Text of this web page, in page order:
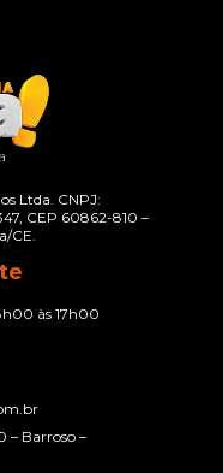
Ltda. CNPJ:
CEP 60862-810 –
CE.
às 17h00
– Barroso –